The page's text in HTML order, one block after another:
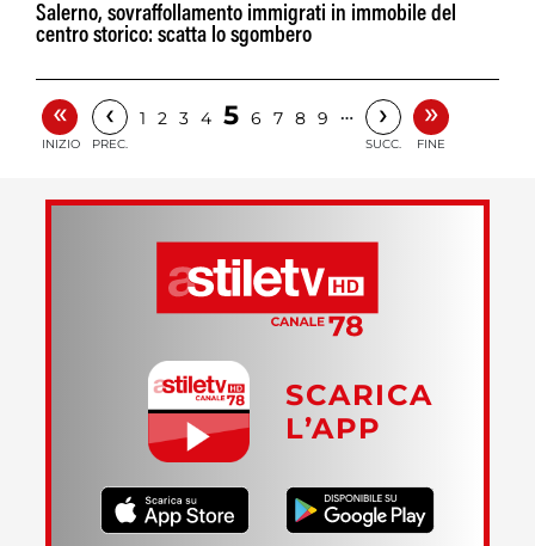
Salerno, sovraffollamento immigrati in immobile del
centro storico: scatta lo sgombero
«
INIZIO
‹
PREC.
1 2 3 4 5 6 7 8 9 … ›
SUCC.
»
FINE
SCARICA
L’APP